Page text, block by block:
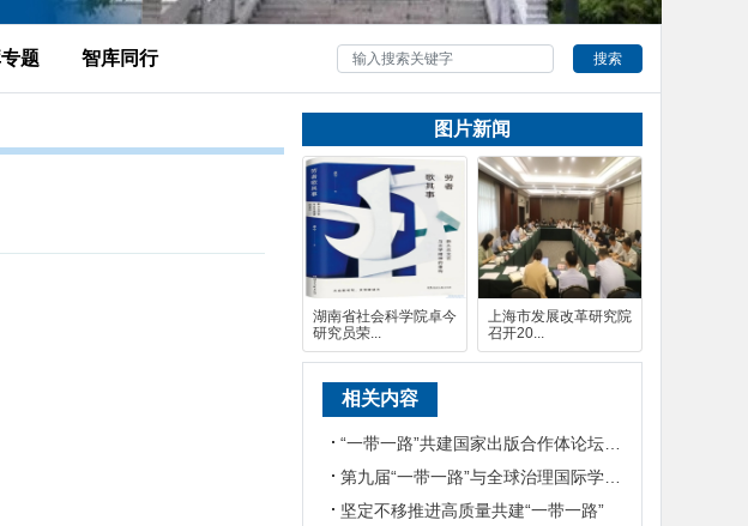
题 智库同行 搜索
图片新闻
湖南省社会科学院卓今
研究员荣...
上海市发展改革研究院
召开20...
相关内容
“一带一路”共建国家出版合作体论坛在京举行
第九届“一带一路”与全球治理国际学术论坛在复旦大学举行
坚定不移推进高质量共建“一带一路”